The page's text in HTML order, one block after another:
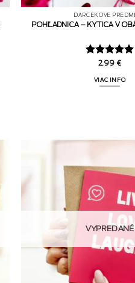
DARČEKOVÉ
POHĽADNICA – KYTICA V
Hodnotenie
2.99€
VIAC INFO
VYPREDANÉ